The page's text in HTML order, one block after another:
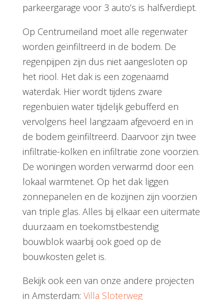
parkeergarage voor 3 auto’s is halfverdiept.
Op Centrumeiland moet alle regenwater
worden geïnfiltreerd in de bodem. De
regenpijpen zijn dus niet aangesloten op
het riool. Het dak is een zogenaamd
waterdak. Hier wordt tijdens zware
regenbuien water tijdelijk gebufferd en
vervolgens heel langzaam afgevoerd en in
de bodem geïnfiltreerd. Daarvoor zijn twee
infiltratie-kolken en infiltratie zone voorzien.
De woningen worden verwarmd door een
lokaal warmtenet. Op het dak liggen
zonnepanelen en de kozijnen zijn voorzien
van triple glas. Alles bij elkaar een uitermate
duurzaam en toekomstbestendig
bouwblok waarbij ook goed op de
bouwkosten gelet is.
Bekijk ook een van onze andere projecten
in Amsterdam: Villa Sloterweg